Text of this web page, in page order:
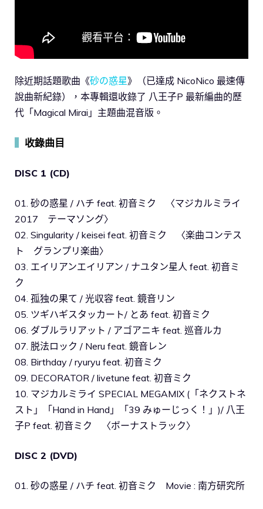
除近期話題歌曲《砂の惑星》（已達成 NicoNico 最速傳
說曲新紀錄），本專輯還收錄了 八王子P 最新編曲的歷
代「Magical Mirai」主題曲混音版。
收錄曲目
DISC 1 (CD)
01. 砂の惑星 / ハチ feat. 初音ミク 〈マジカルミライ
2017 テーマソング〉
02. Singularity / keisei feat. 初音ミク 〈楽曲コンテス
ト グランプリ楽曲〉
03. エイリアンエイリアン / ナユタン星人 feat. 初音ミ
ク
04. 孤独の果て / 光収容 feat. 鏡音リン
05. ツギハギスタッカート/ とあ feat. 初音ミク
06. ダブルラリアット / アゴアニキ feat. 巡音ルカ
07. 脱法ロック / Neru feat. 鏡音レン
08. Birthday / ryuryu feat. 初音ミク
09. DECORATOR / livetune feat. 初音ミク
10. マジカルミライ SPECIAL MEGAMIX (「ネクストネ
スト」「Hand in Hand」「39 みゅーじっく！」)/ 八王
子P feat. 初音ミク 〈ボーナストラック〉
DISC 2 (DVD)
01. 砂の惑星 / ハチ feat. 初音ミク Movie : 南方研究所